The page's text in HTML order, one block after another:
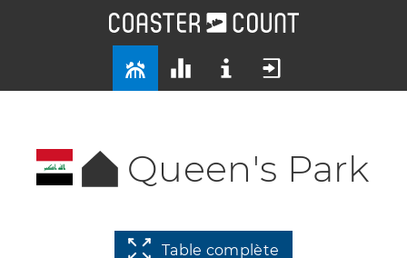
Queen's Park
Table complète